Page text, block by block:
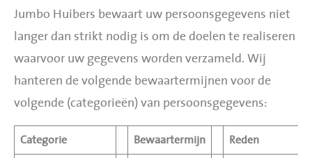
Jumbo Huibers bewaart uw persoonsgegevens niet
langer dan strikt nodig is om de doelen te realiseren
waarvoor uw gegevens worden verzameld. Wij
hanteren de volgende bewaartermijnen voor de
volgende (categorieën) van persoonsgegevens:
Categorie Bewaartermijn Reden